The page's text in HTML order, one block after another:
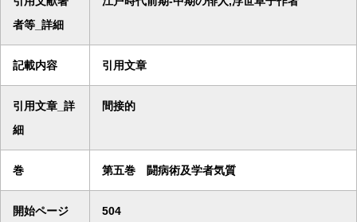
者等_詳細
記載内容 引用文章
引用文章_詳
細
間接的
巻 第五巻 闘病術及学者気質
開始ページ 504